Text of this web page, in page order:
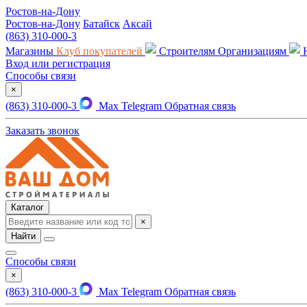
Ростов-на-Дону
Ростов-на-Дону Батайск Аксай
(863) 310-000-3
Магазины Клуб покупателей Строителям Организациям
Вход или регистрация
Способы связи
×
(863) 310-000-3 Max Telegram Обратная связь
Заказать звонок
Каталог
×
Найти
Способы связи
×
(863) 310-000-3 Max Telegram Обратная связь